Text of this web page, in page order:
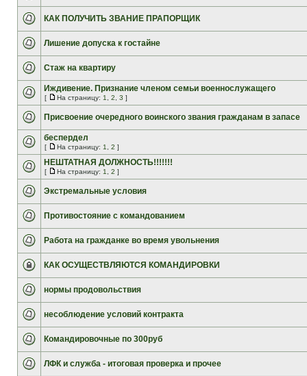
КАК ПОЛУЧИТЬ ЗВАНИЕ ПРАПОРЩИК
Лишение допуска к гостайне
Стаж на квартиру
Иждивение. Признание членом семьи военнослужащего
[ На страницу: 1 2 3 ]
Присвоение очередного воинского звания гражданам в запасе
беспердел
[ На страницу: 1 2 ]
НЕШТАТНАЯ ДОЛЖНОСТЬ!!!!!!!
[ На страницу: 1 2 ]
Экстремальные условия
Противостояние с командованием
Работа на гражданке во время увольнения
КАК ОСУЩЕСТВЛЯЮТСЯ КОМАНДИРОВКИ
нормы продовольствия
несоблюдение условий контракта
Командировочные по 300руб
ЛФК и служба - итоговая проверка и прочее